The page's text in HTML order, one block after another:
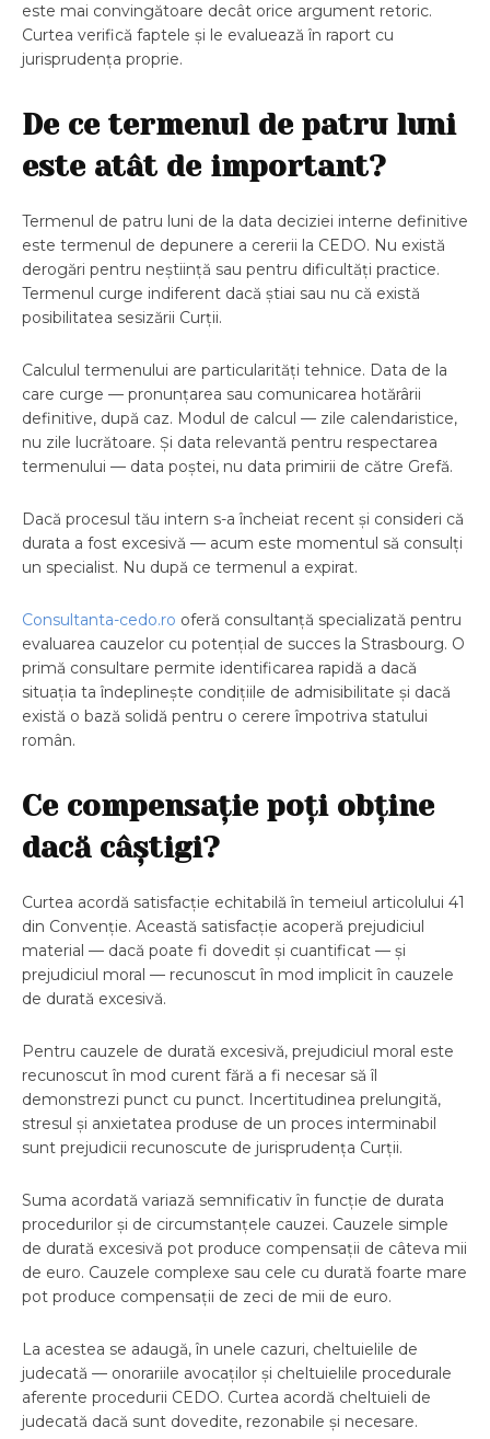
este mai convingătoare decât orice argument retoric.
Curtea verifică faptele și le evaluează în raport cu
jurisprudența proprie.
De ce termenul de patru luni
este atât de important?
Termenul de patru luni de la data deciziei interne definitive
este termenul de depunere a cererii la CEDO. Nu există
derogări pentru neștiință sau pentru dificultăți practice.
Termenul curge indiferent dacă știai sau nu că există
posibilitatea sesizării Curții.
Calculul termenului are particularități tehnice. Data de la
care curge — pronunțarea sau comunicarea hotărârii
definitive, după caz. Modul de calcul — zile calendaristice,
nu zile lucrătoare. Și data relevantă pentru respectarea
termenului — data poștei, nu data primirii de către Grefă.
Dacă procesul tău intern s-a încheiat recent și consideri că
durata a fost excesivă — acum este momentul să consulți
un specialist. Nu după ce termenul a expirat.
Consultanta-cedo.ro oferă consultanță specializată pentru
evaluarea cauzelor cu potențial de succes la Strasbourg. O
primă consultare permite identificarea rapidă a dacă
situația ta îndeplinește condițiile de admisibilitate și dacă
există o bază solidă pentru o cerere împotriva statului
român.
Ce compensație poți obține
dacă câștigi?
Curtea acordă satisfacție echitabilă în temeiul articolului 41
din Convenție. Această satisfacție acoperă prejudiciul
material — dacă poate fi dovedit și cuantificat — și
prejudiciul moral — recunoscut în mod implicit în cauzele
de durată excesivă.
Pentru cauzele de durată excesivă, prejudiciul moral este
recunoscut în mod curent fără a fi necesar să îl
demonstrezi punct cu punct. Incertitudinea prelungită,
stresul și anxietatea produse de un proces interminabil
sunt prejudicii recunoscute de jurisprudența Curții.
Suma acordată variază semnificativ în funcție de durata
procedurilor și de circumstanțele cauzei. Cauzele simple
de durată excesivă pot produce compensații de câteva mii
de euro. Cauzele complexe sau cele cu durată foarte mare
pot produce compensații de zeci de mii de euro.
La acestea se adaugă, în unele cazuri, cheltuielile de
judecată — onorariile avocaților și cheltuielile procedurale
aferente procedurii CEDO. Curtea acordă cheltuieli de
judecată dacă sunt dovedite, rezonabile și necesare.